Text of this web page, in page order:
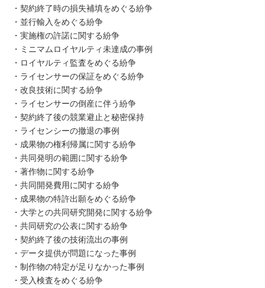
・契約終了時の損失補填をめぐる紛争
・並行輸入をめぐる紛争
・実施権の許諾に関する紛争
・ミニマムロイヤルティ未達成の事例
・ロイヤルティ監査をめぐる紛争
・ライセンサーの保証をめぐる紛争
・改良技術に関する紛争
・ライセンサーの倒産に伴う紛争
・契約終了後の競業避止と秘密保持
・ライセンシーの撤退の事例
・成果物の権利帰属に関する紛争
・共同発明の範囲に関する紛争
・著作物に関する紛争
・共同開発費用に関する紛争
・成果物の特許出願をめぐる紛争
・大学との共同研究開発に関する紛争
・共同研究の公表に関する紛争
・契約終了後の技術流出の事例
・データ提供が問題になった事例
・制作物の特定が足りなかった事例
・受入検査をめぐる紛争